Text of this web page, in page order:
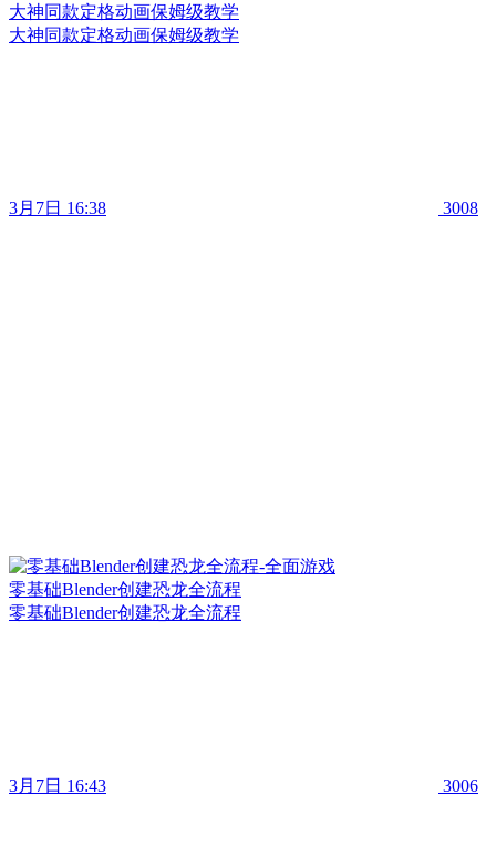
大神同款定格动画保姆级教学
大神同款定格动画保姆级教学
3月7日 16:38 3008
零基础Blender创建恐龙全流程
零基础Blender创建恐龙全流程
3月7日 16:43 3006